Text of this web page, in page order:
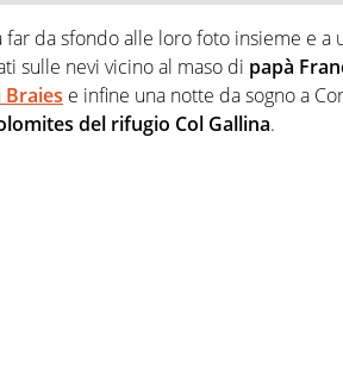
far da sfondo alle loro foto insieme e
sulle nevi vicino al maso di papà
Braies e infine una notte da sogno a
del rifugio Col Gallina.